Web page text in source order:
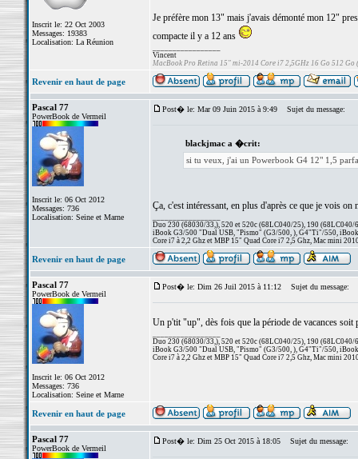
Inscrit le: 22 Oct 2003
Messages: 19383
Localisation: La Réunion
Je préfère mon 13" mais j'avais démonté mon 12"
compacte il y a 12 ans
Vincent
MacBook Pro Retina 15" mi-2014 Core i7 2,5GHz 16 Go 512 Go
Revenir en haut de page
Pascal 77
PowerBook de Vermeil
Inscrit le: 06 Oct 2012
Messages: 736
Localisation: Seine et Marne
Post� le: Mar 09 Juin 2015 à 9:49 Sujet du message:
blackjmac a �crit:
si tu veux, j'ai un Powerbook G4 12" 1,5
Ça, c'est intéressant, en plus d'après ce que je vois
Duo 230 (68030/33,), 520 et 520c (68LC040/25), 190 (68LC040/
iBook G3/500 "Dual USB, "Pismo" (G3/500, ), G4"Ti"/550,
Core i7 à 2,2 Ghz et MBP 15" Quad Core i7 2,5 Ghz, Mac mini
Revenir en haut de page
Pascal 77
PowerBook de Vermeil
Inscrit le: 06 Oct 2012
Messages: 736
Localisation: Seine et Marne
Post� le: Dim 26 Juil 2015 à 11:12 Sujet du message:
Un p'tit "up", dès fois que la période de vacances soit
Duo 230 (68030/33,), 520 et 520c (68LC040/25), 190 (68LC040/
iBook G3/500 "Dual USB, "Pismo" (G3/500, ), G4"Ti"/550,
Core i7 à 2,2 Ghz et MBP 15" Quad Core i7 2,5 Ghz, Mac mini
Revenir en haut de page
Pascal 77
PowerBook de Vermeil
Post� le: Dim 25 Oct 2015 à 18:05 Sujet du message: